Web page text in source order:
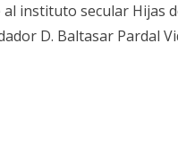
instituto secular Hijas
D. Baltasar Pardal